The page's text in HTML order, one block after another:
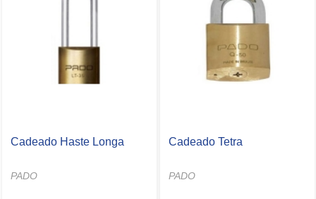
Cadeado Haste Longa
PADO
Cadeado Tetra
PADO